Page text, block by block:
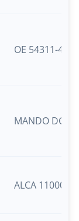
OE 54311-
MANDO
ALCA 110000